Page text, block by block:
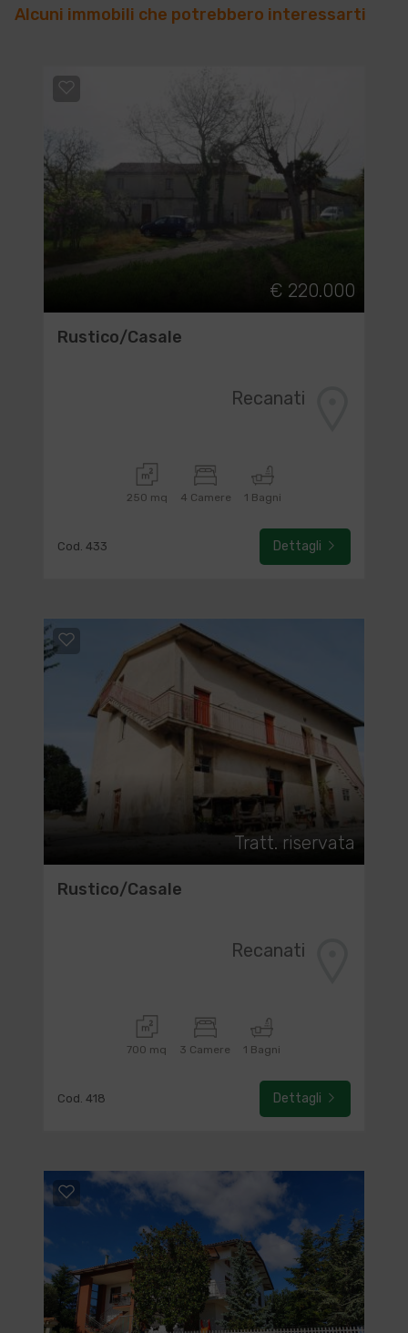
Alcuni immobili che potrebbero interessarti
€ 220.000
Rustico/Casale
Recanati
250 mq 4 Camere 1 Bagni
Cod. 433 Dettagli
Tratt. riservata
Rustico/Casale
Recanati
700 mq 3 Camere 1 Bagni
Cod. 418 Dettagli